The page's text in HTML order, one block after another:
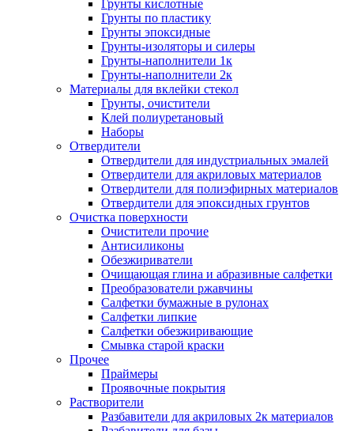
Грунты кислотные
Грунты по пластику
Грунты эпоксидные
Грунты-изоляторы и силеры
Грунты-наполнители 1к
Грунты-наполнители 2к
Материалы для вклейки стекол
Грунты, очистители
Клей полиуретановый
Наборы
Отвердители
Отвердители для индустриальных эмалей
Отвердители для акриловых материалов
Отвердители для полиэфирных материалов
Отвердители для эпоксидных грунтов
Очистка поверхности
Очистители прочие
Антисиликоны
Обезжириватели
Очищающая глина и абразивные салфетки
Преобразователи ржавчины
Салфетки бумажные в рулонах
Салфетки липкие
Салфетки обезжиривающие
Смывка старой краски
Прочее
Праймеры
Проявочные покрытия
Растворители
Разбавители для акриловых 2к материалов